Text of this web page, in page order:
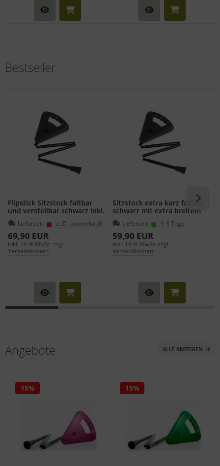
Bestseller
Flipstick Sitzstock faltbar
und verstellbar schwarz inkl.
Ersatzfuss
Lieferzeit: z. Zt. ausverkauft
69,90 EUR
inkl. 19 % MwSt. zzgl.
Versandkosten
Sitzstock extra kurz faltbar
schwarz mit extra breitem
Gummipuffer
Lieferzeit: 1-3 Tage
59,90 EUR
inkl. 19 % MwSt. zzgl.
Versandkosten
Angebote ALLE ANZEIGEN
15% 15%